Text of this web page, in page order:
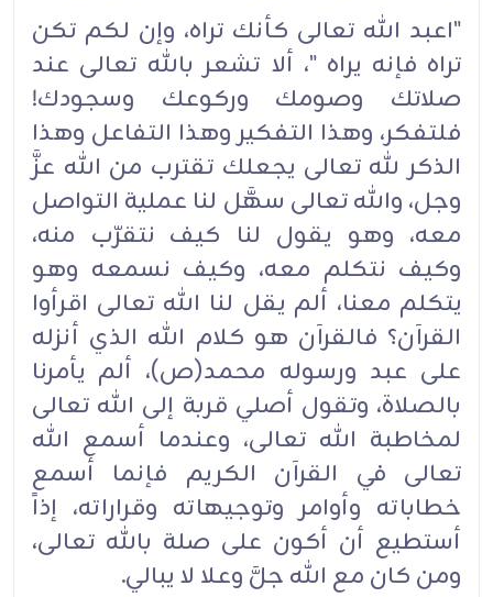
"اعبد الله تعالى كأنك تراه، وإن لكم تكن
تراه فإنه يراه "، ألا تشعر بالله تعالى عند
صلاتك وصومك وركوعك وسجودك!
فلتفكر، وهذا التفكير وهذا التفاعل وهذا
الذكر لله تعالى يجعلك تقترب من الله عزَّ
وجل، والله تعالى سهَّل لنا عملية التواصل
معه، وهو يقول لنا كيف نتقرّب منه،
وكيف نتكلم معه، وكيف نسمعه وهو
يتكلم معنا، ألم يقل لنا الله تعالى اقرأوا
القرآن؟ فالقرآن هو كلام الله الذي أنزله
على عبد ورسوله محمد(ص)، ألم يأمرنا
بالصلاة، وتقول أصلي قربة إلى الله تعالى
لمخاطبة الله تعالى، وعندما أسمع الله
تعالى في القرآن الكريم فإنما أسمع
خطاباته وأوامر وتوجيهاته وقراراته، إذاً
أستطيع أن أكون على صلة بالله تعالى،
ومن كان مع الله جلَّ وعلا لا يبالي.